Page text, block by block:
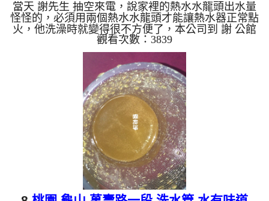
當天 謝先生 抽空來電，說家裡的熱水水龍頭出水量
怪怪的，必須用兩個熱水水龍頭才能讓熱水器正常點
火，他洗澡時就變得很不方便了，本公司到 謝 公館
檢測，發現水管裡面有不少泥沙及鐵鏽，所以水就無
法通過了，本公司架起 水管清洗機 ，開始 洗水管 ，
蓮蓬頭噴出黃水連綿不斷，如下圖及影片，謝先生
看到都很訝異， 水管清洗 約兩小時後，出水沒有顏
色了， 謝先生總算不用洗戰鬥澡了。 清洗水管, 水管
清洗, 洗水管, 熱水管堵塞, 熱水忽冷忽熱, 洗管路, 清
管路 ...
觀看次數：3839